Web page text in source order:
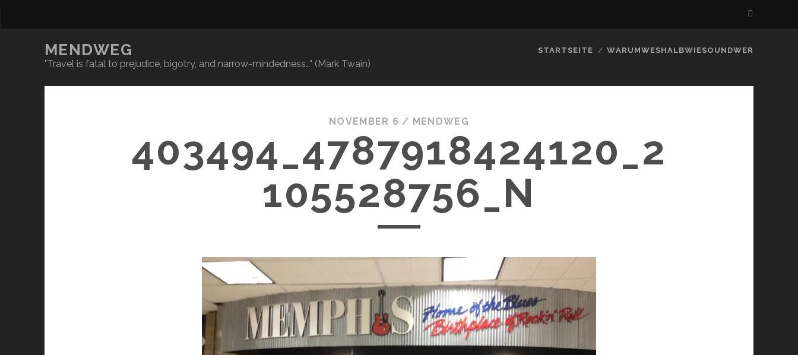
MENDWEG
"Travel is fatal to prejudice, bigotry, and narrow-mindedness…" (Mark Twain)
STARTSEITE WARUMWESHALBWIESOUNDWER
NOVEMBER 6 / MENDWEG
403494_4787918424120_2
105528756_N